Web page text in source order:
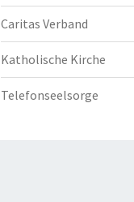
Caritas Verband
Katholische Kirche
Telefonseelsorge